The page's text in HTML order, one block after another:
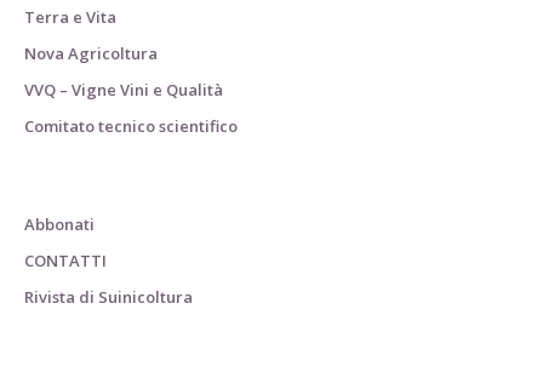
Terra e Vita
Nova Agricoltura
VVQ – Vigne Vini e Qualità
Comitato tecnico scientifico
Abbonati
CONTATTI
Rivista di Suinicoltura